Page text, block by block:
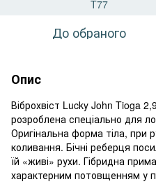
До обраного
Опис
Віброхвіст Lucky John Tioga
розроблена спеціально для
Оригінальна форма тіла, при
коливання. Бічні реберця
їй «живі» рухи. Гібридна
характерним потовщенням у